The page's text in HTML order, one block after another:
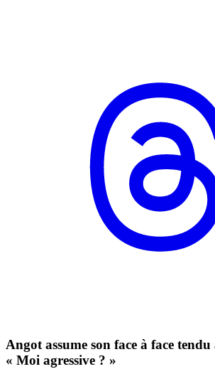
Angot assume son face à face
« Moi agressive ? »